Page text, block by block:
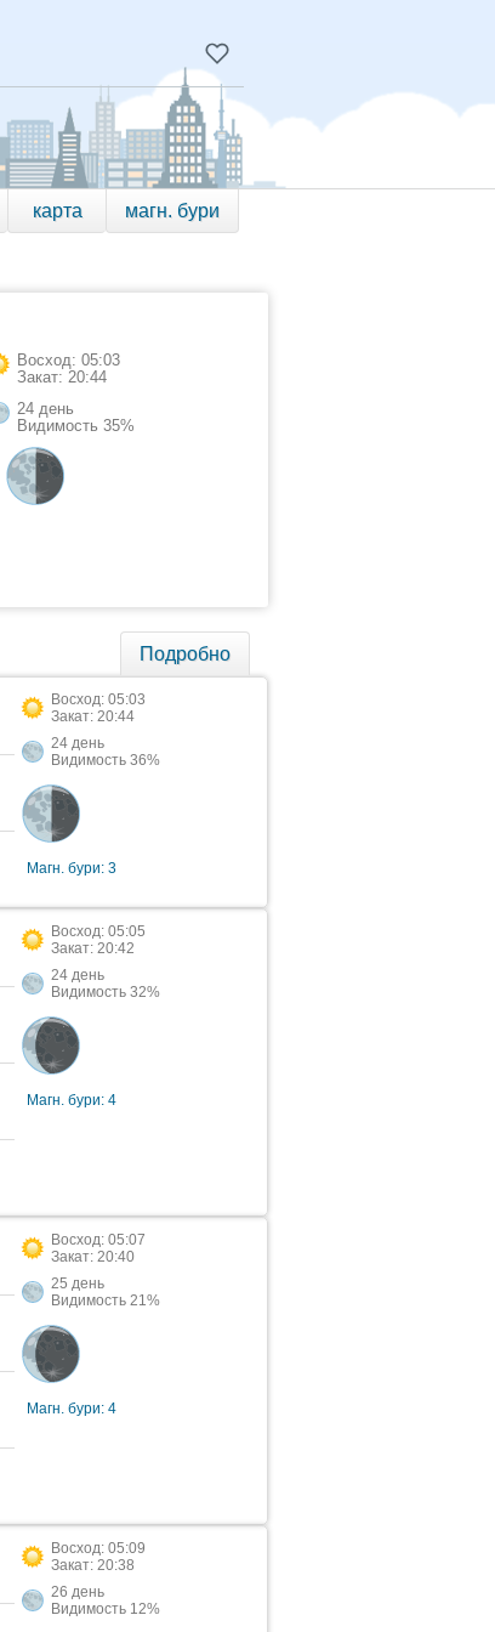
карта магн. бури
Восход: 05:03
Закат: 20:44
24 день
Видимость 35%
Подробно
Восход: 05:03
Закат: 20:44
24 день
Видимость 36%
Магн. бури: 3
Восход: 05:05
Закат: 20:42
24 день
Видимость 32%
Магн. бури: 4
Восход: 05:07
Закат: 20:40
25 день
Видимость 21%
Магн. бури: 4
Восход: 05:09
Закат: 20:38
26 день
Видимость 12%